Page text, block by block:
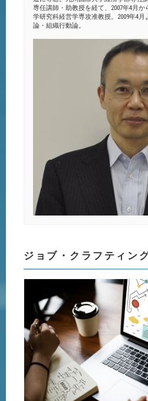
専任講師・助教授を経て、2007年4月
学研究科経営学専攻准教授。2009年4
論・組織行動論。
ジョブ・クラフティン